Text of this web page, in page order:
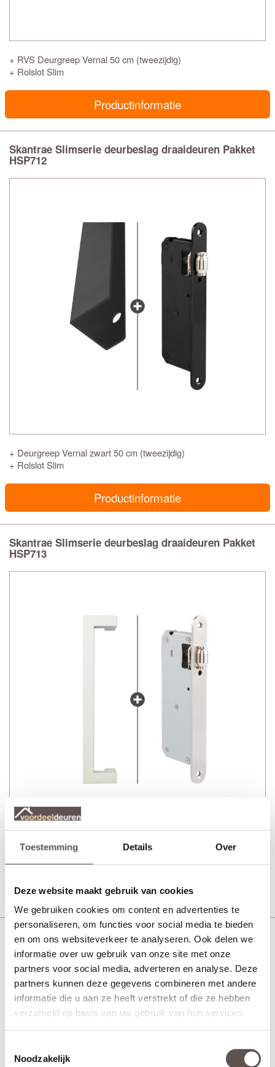
Toestemming Details Over
Deze website maakt gebruik van cookies
We gebruiken cookies om content en advertenties te
personaliseren, om functies voor social media te bieden
en om ons websiteverkeer te analyseren. Ook delen we
informatie over uw gebruik van onze site met onze
partners voor social media, adverteren en analyse. Deze
partners kunnen deze gegevens combineren met andere
informatie die u aan ze heeft verstrekt of die ze hebben
verzameld op basis van uw gebruik van hun services.
Noodzakelijk
+ RVS Deurgreep Vernal 50 cm (tweezijdig)
+ Rolslot Slim
Productinformatie
Skantrae Slimserie deurbeslag draaideuren Pakket
HSP712
+ Deurgreep Vernal zwart 50 cm (tweezijdig)
+ Rolslot Slim
Productinformatie
Skantrae Slimserie deurbeslag draaideuren Pakket
HSP713
+ Deurgreep Tupelo Wit 30 cm (tweezijdig)
Productinformatie
Skantrae Slimserie deurbeslag draaideuren Pakket
HSP714